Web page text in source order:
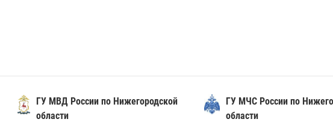
ГУ МВД России по Нижегородской
области
ГУ МЧС России по
области